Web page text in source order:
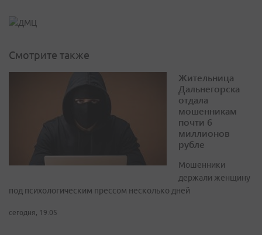
Смотрите также
Жительница
Дальнегорска
отдала
мошенникам
почти 6
миллионов
рубле
Мошенники
держали женщину
под психологическим прессом несколько дней
сегодня, 19:05